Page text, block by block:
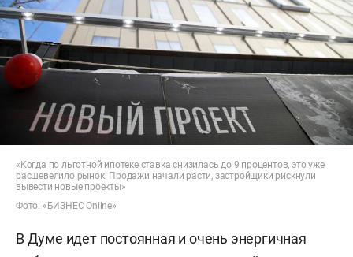
«Когда по льготной ипотеке ставка снизилась до 9 процентов, это уже
расшевелило рынок. Продажи начали расти, застройщики рискнули
вывести новые проекты»
Фото: «БИЗНЕС Online»
В Думе идет постоянная и очень энергичная